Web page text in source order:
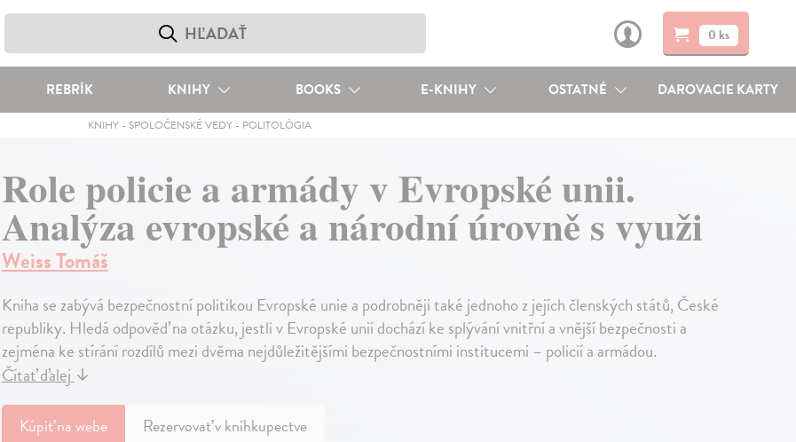
0 ks
REBRÍK KNIHY BOOKS E-KNIHY OSTATNÉ DAROVACIE KARTY
KNIHY- SPOLOČENSKÉ VEDY- POLITOLÓGIA
Role policie a armády v Evropské unii.
Analýza evropské a národní úrovně s využi
Weiss Tomáš
Kniha se zabývá bezpečnostní politikou Evropské unie a podrobněji také jednoho z jejích členských států, České
republiky. Hledá odpověď na otázku, jestli v Evropské unii dochází ke splývání vnitřní a vnější bezpečnosti a
zejména ke stírání rozdílů mezi dvěma nejdůležitějšími bezpečnostními institucemi – policií a armádou.
Čítať ďalej↓
Kúpiťna webe Rezervovať v kníhkupectve